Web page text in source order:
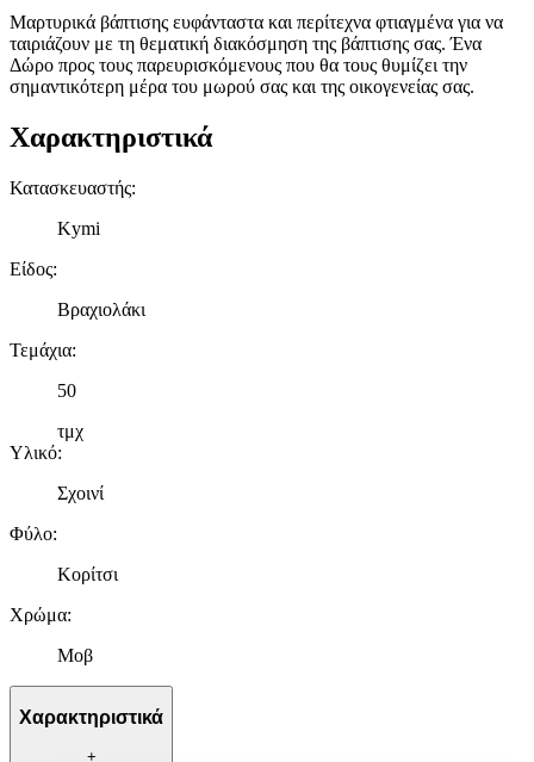
Μαρτυρικά βάπτισης ευφάνταστα και περίτεχνα φτιαγμένα για να
ταιριάζουν με τη θεματική διακόσμηση της βάπτισης σας. Ένα
Δώρο προς τους παρευρισκόμενους που θα τους θυμίζει την
σημαντικότερη μέρα του μωρού σας και της οικογενείας σας.
Χαρακτηριστικά
Κατασκευαστής:
Kymi
Είδος:
Βραχιολάκι
Τεμάχια:
50
τμχ
Υλικό:
Σχοινί
Φύλο:
Κορίτσι
Χρώμα:
Μοβ
Χαρακτηριστικά
+